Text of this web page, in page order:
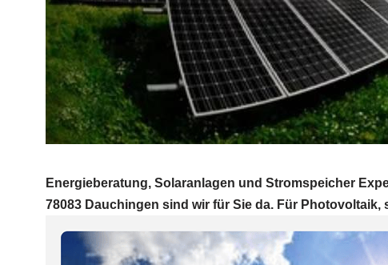
Energieberatung, Solaranlagen und Stromspeicher
78083 Dauchingen sind wir für Sie da. Für Photovoltaik,